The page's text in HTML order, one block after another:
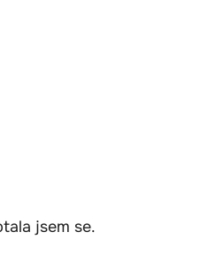
jsem se.